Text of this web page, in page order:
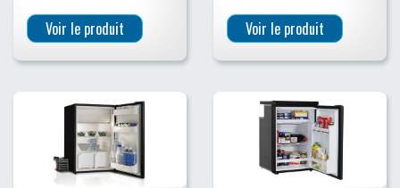
Voir le produit
Voir le produit